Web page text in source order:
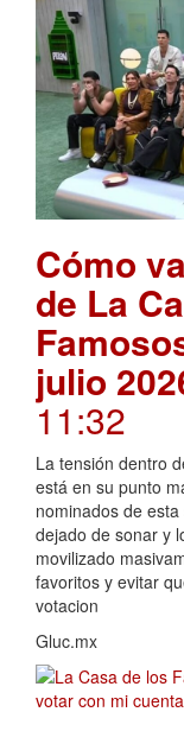
Cómo
de La
julio
11:32
La tensión dentro
está en su punto
nominados de
dejado de sonar y
movilizado
favoritos y evitar
votacion
Gluc.mx